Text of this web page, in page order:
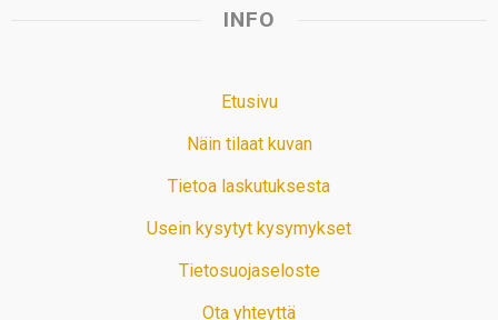
INFO
Etusivu
Näin tilaat kuvan
Tietoa laskutuksesta
Usein kysytyt kysymykset
Tietosuojaseloste
Ota yhteyttä